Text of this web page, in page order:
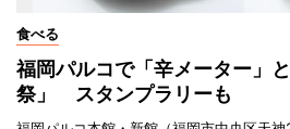
食べる
福岡パルコで「辛メーター」
祭」 スタンプラリーも